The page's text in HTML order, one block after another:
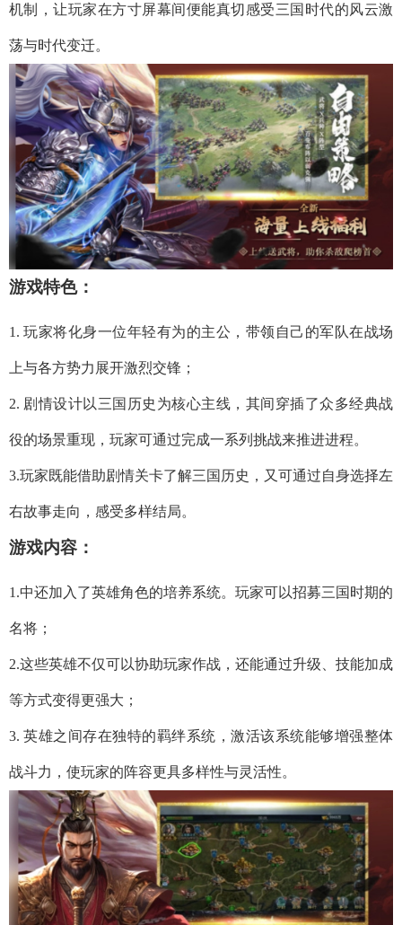
机制，让玩家在方寸屏幕间便能真切感受三国时代的风云激
荡与时代变迁。
游戏特色：
1. 玩家将化身一位年轻有为的主公，带领自己的军队在战场
上与各方势力展开激烈交锋；
2. 剧情设计以三国历史为核心主线，其间穿插了众多经典战
役的场景重现，玩家可通过完成一系列挑战来推进进程。
3.玩家既能借助剧情关卡了解三国历史，又可通过自身选择左
右故事走向，感受多样结局。
游戏内容：
1.中还加入了英雄角色的培养系统。玩家可以招募三国时期的
名将；
2.这些英雄不仅可以协助玩家作战，还能通过升级、技能加成
等方式变得更强大；
3. 英雄之间存在独特的羁绊系统，激活该系统能够增强整体
战斗力，使玩家的阵容更具多样性与灵活性。